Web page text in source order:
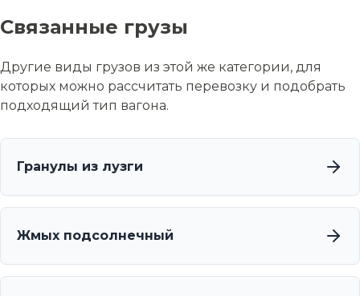
Связанные грузы
Другие виды грузов из этой же категории, для
которых можно рассчитать перевозку и подобрать
подходящий тип вагона.
Гранулы из лузги
Жмых подсолнечный